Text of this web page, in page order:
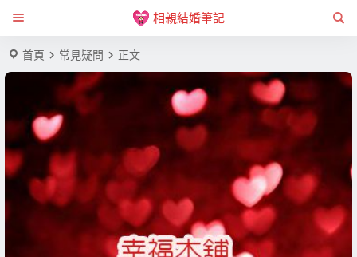
相親結婚筆記
首頁 常見疑問 正文